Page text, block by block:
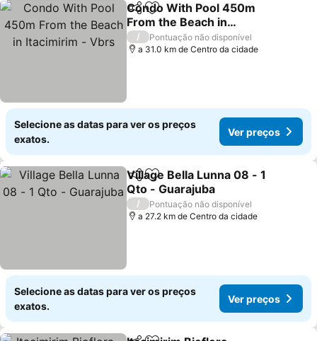
PartilharAdicionar aos favoritos
Condo With Pool 450m
From the Beach in
Itacimirim - Vbrs
Ver preços
/
Pontuação não disponível
a 31.0 km de Centro da cidade
Selecione as datas para ver os preços
exatos.
Ver preços
PartilharAdicionar aos favoritos
Village Bella Lunna 08 - 1
Qto - Guarajuba
Ver preços
/
Pontuação não disponível
a 27.2 km de Centro da cidade
Selecione as datas para ver os preços
exatos.
Ver preços